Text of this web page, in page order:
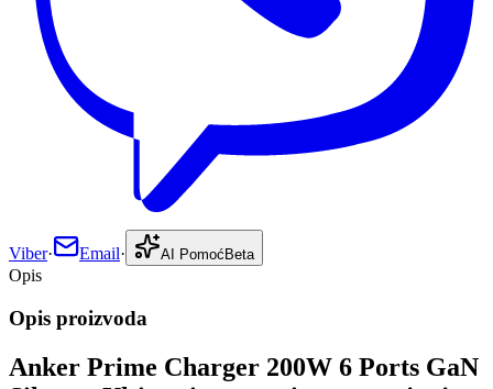
Viber· Email· AI Pomoć Beta
Opis
Opis proizvoda
Anker Prime Charger 200W 6 Ports GaN